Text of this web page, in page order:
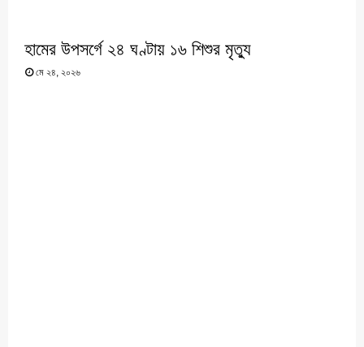
হামের উপসর্গে ২৪ ঘণ্টায় ১৬ শিশুর মৃত্যু
মে ২৪, ২০২৬